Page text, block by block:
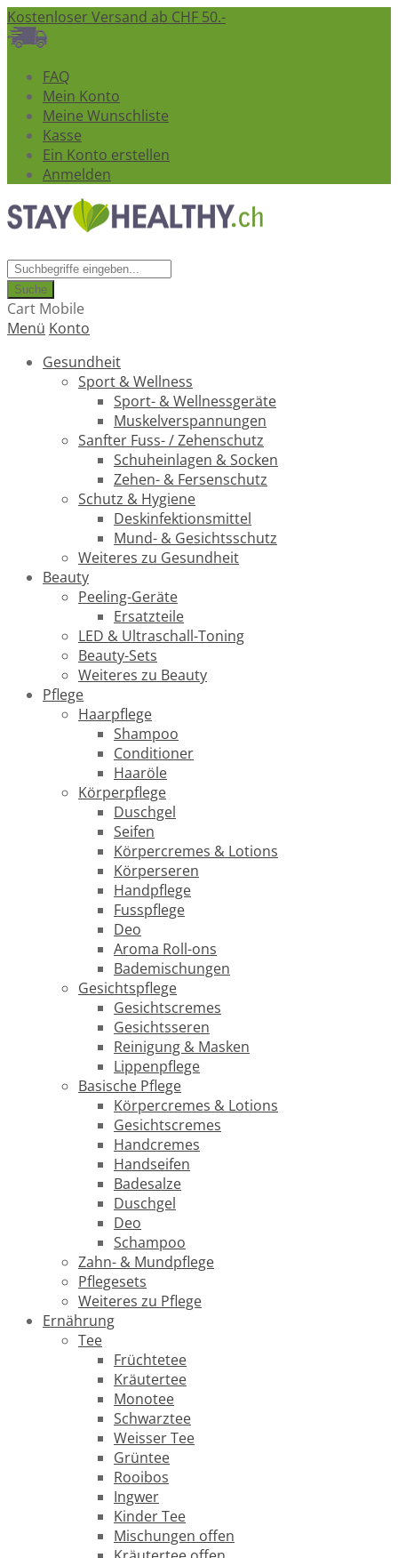
Kostenloser Versand ab CHF 50.-
FAQ
Mein Konto
Meine Wunschliste
Kasse
Ein Konto erstellen
Anmelden
Suche
Cart Mobile
Menü Konto
Gesundheit
Sport & Wellness
Sport- & Wellnessgeräte
Muskelverspannungen
Sanfter Fuss- / Zehenschutz
Schuheinlagen & Socken
Zehen- & Fersenschutz
Schutz & Hygiene
Deskinfektionsmittel
Mund- & Gesichtsschutz
Weiteres zu Gesundheit
Beauty
Peeling-Geräte
Ersatzteile
LED & Ultraschall-Toning
Beauty-Sets
Weiteres zu Beauty
Pflege
Haarpflege
Shampoo
Conditioner
Haaröle
Körperpflege
Duschgel
Seifen
Körpercremes & Lotions
Körperseren
Handpflege
Fusspflege
Deo
Aroma Roll-ons
Bademischungen
Gesichtspflege
Gesichtscremes
Gesichtsseren
Reinigung & Masken
Lippenpflege
Basische Pflege
Körpercremes & Lotions
Gesichtscremes
Handcremes
Handseifen
Badesalze
Duschgel
Deo
Schampoo
Zahn- & Mundpflege
Pflegesets
Weiteres zu Pflege
Ernährung
Tee
Früchtetee
Kräutertee
Monotee
Schwarztee
Weisser Tee
Grüntee
Rooibos
Ingwer
Kinder Tee
Mischungen offen